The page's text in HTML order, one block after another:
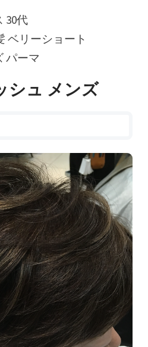
30代
ベリーショート
パーマ
シュ メンズ